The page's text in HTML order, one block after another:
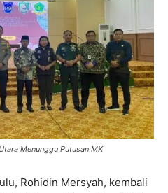
Menunggu Putusan MK
Rohidin Mersyah, kembali